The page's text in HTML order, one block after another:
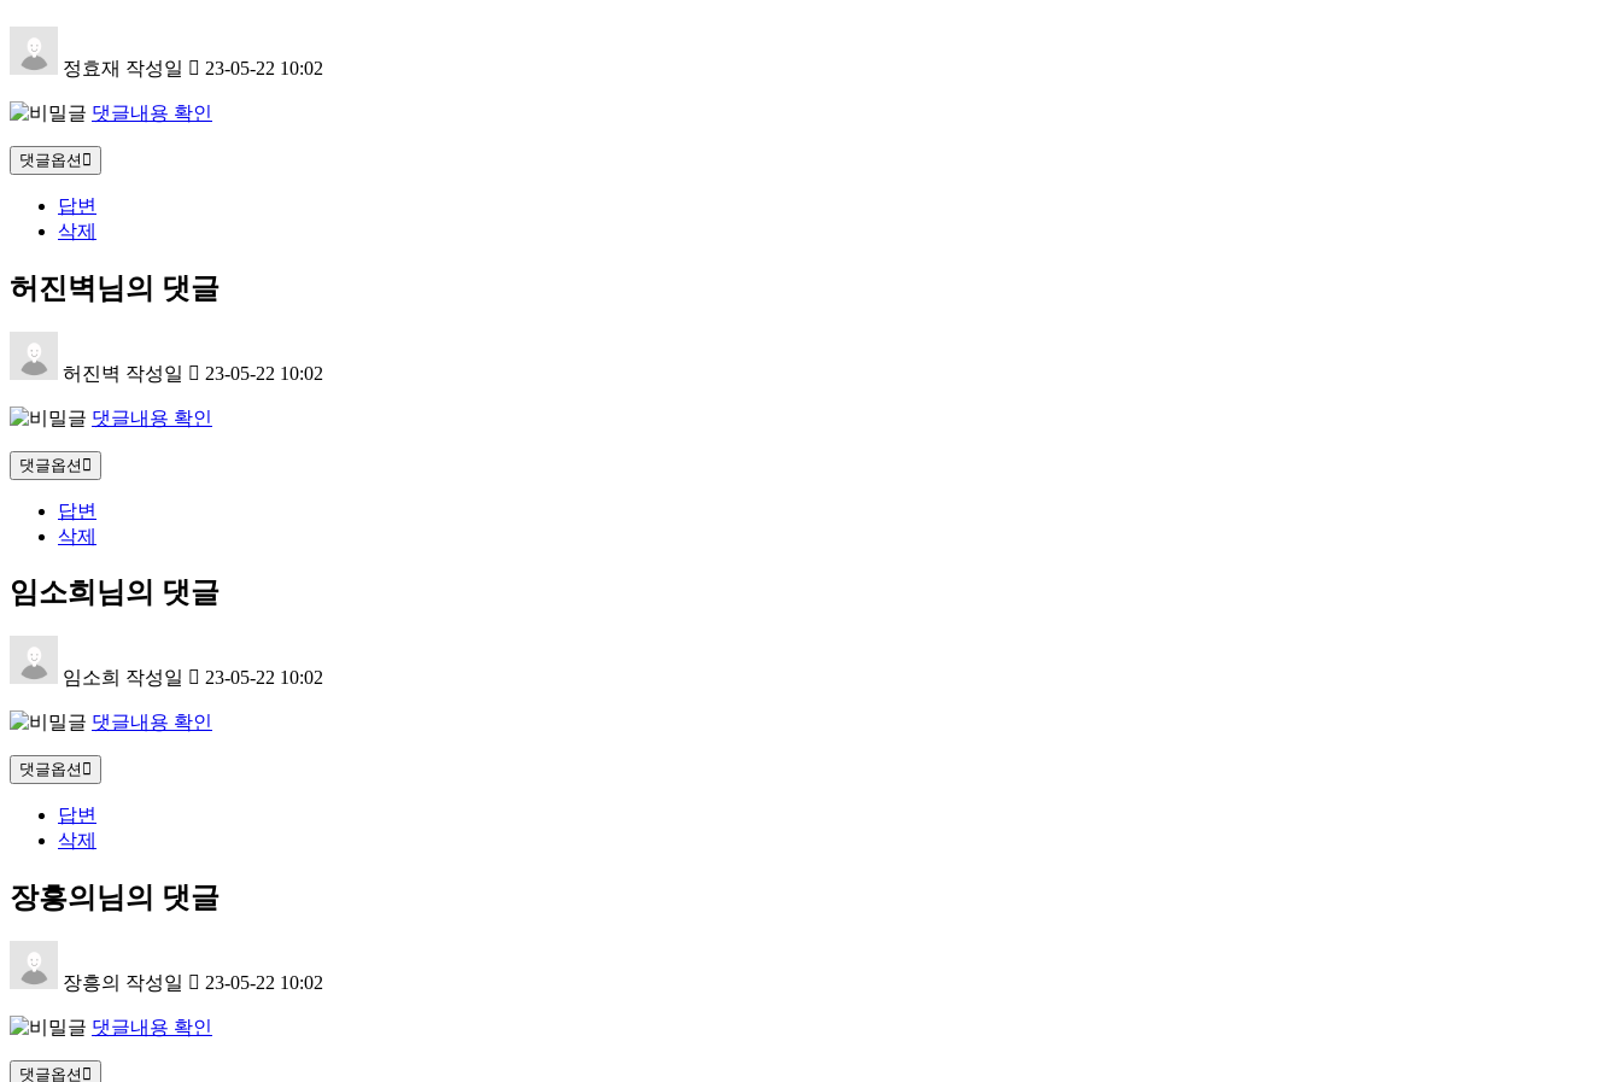
정효재 작성일 23-05-22 10:02
댓글내용 확인
댓글옵션
답변
삭제
허진벽님의 댓글
허진벽 작성일 23-05-22 10:02
댓글내용 확인
댓글옵션
답변
삭제
임소희님의 댓글
임소희 작성일 23-05-22 10:02
댓글내용 확인
댓글옵션
답변
삭제
장흥의님의 댓글
장흥의 작성일 23-05-22 10:02
댓글내용 확인
댓글옵션